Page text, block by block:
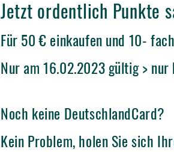
Jetzt ordentlich Punkte
Für 50 € einkaufen und 10-
Nur am 16.02.2023 gültig > nur
Noch keine DeutschlandCard?
Kein Problem, holen Sie sich